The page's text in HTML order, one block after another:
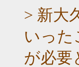
> 新大
いった
が必要